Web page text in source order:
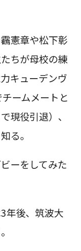
憲章や松下彰
ちが母校の練
キューデンヴ
ームメートと
現役引退）、
る。
ーをしてみた
年後、筑波大